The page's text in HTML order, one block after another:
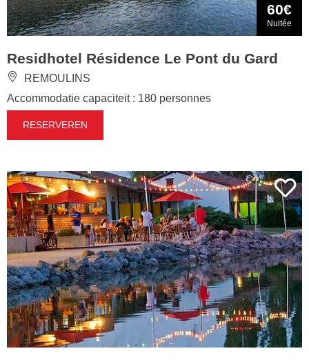
60€
Nuitée
Residhotel Résidence Le Pont du Gard
REMOULINS
Accommodatie capaciteit : 180 personnes
RESERVEREN